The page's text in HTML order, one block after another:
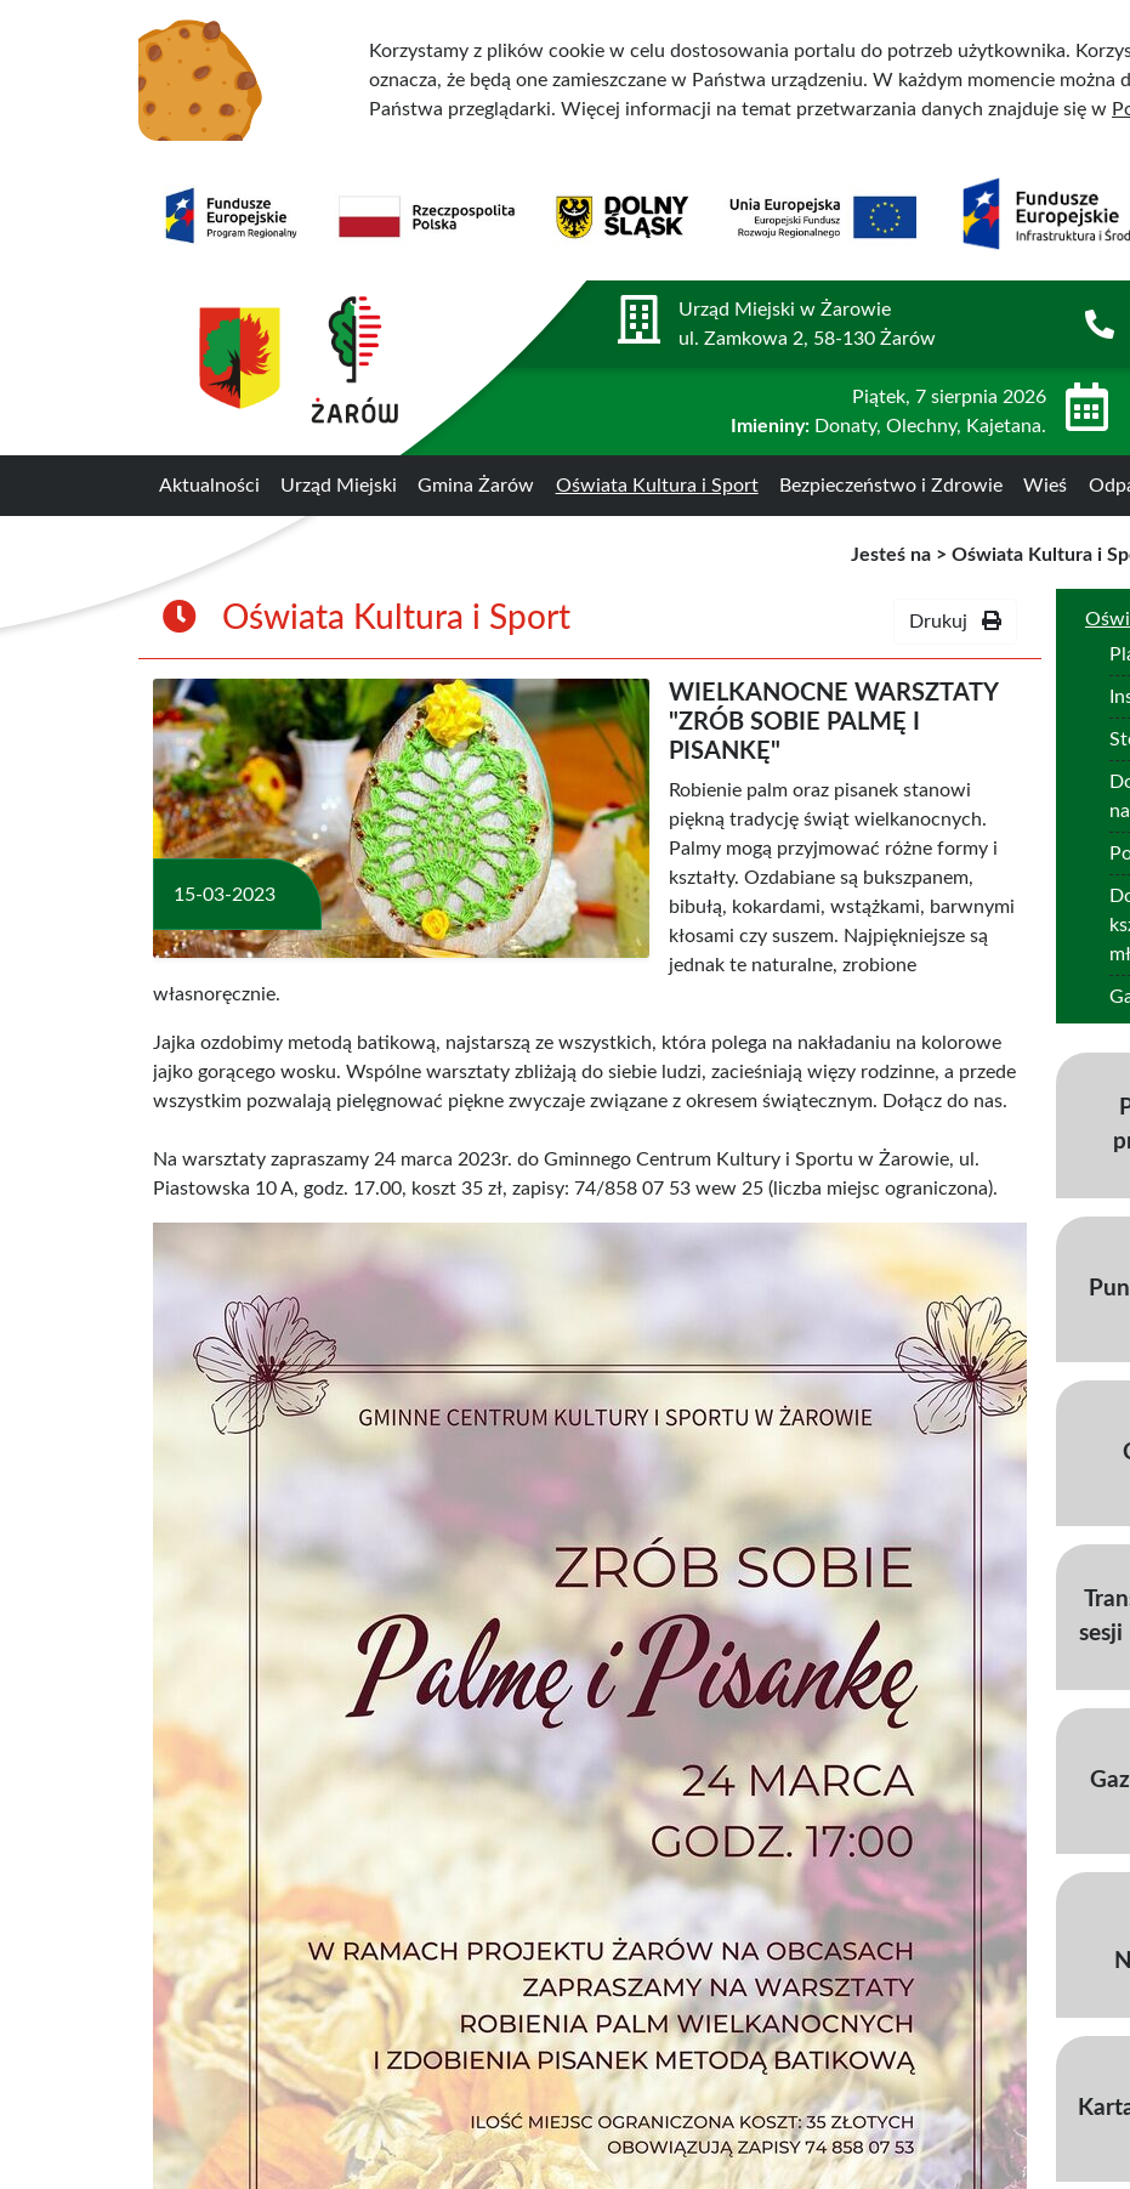
Korzystamy z plików cookie w celu dostosowania portalu do potrzeb użytkownika.
oznacza, że będą one zamieszczane w Państwa urządzeniu. W każdym momencie można
Państwa przeglądarki. Więcej informacji na temat przetwarzania danych znajduje się w
Urząd Miejski w Żarowie
ul. Zamkowa 2, 58-130 Żarów
Piątek, 7 sierpnia 2026
Imieniny: Donaty, Olechny, Kajetana.
Aktualności Urząd Miejski Gmina Żarów Oświata Kultura i Sport Bezpieczeństwo i Zdrowie Wieś
Jesteś na > Oświata Kultura i
Oświata Kultura i Sport Drukuj
15-03-2023
WIELKANOCNE WARSZTATY
"ZRÓB SOBIE PALMĘ I
PISANKĘ"
Robienie palm oraz pisanek stanowi
piękną tradycję świąt wielkanocnych.
Palmy mogą przyjmować różne formy i
kształty. Ozdabiane są bukszpanem,
bibułą, kokardami, wstążkami, barwnymi
kłosami czy suszem. Najpiękniejsze są
jednak te naturalne, zrobione
własnoręcznie.
Jajka ozdobimy metodą batikową, najstarszą ze wszystkich, która polega na nakładaniu na kolorowe
jajko gorącego wosku. Wspólne warsztaty zbliżają do siebie ludzi, zacieśniają więzy rodzinne, a przede
wszystkim pozwalają pielęgnować piękne zwyczaje związane z okresem świątecznym. Dołącz do nas.
Na warsztaty zapraszamy 24 marca 2023r. do Gminnego Centrum Kultury i Sportu w Żarowie, ul.
Piastowska 10 A, godz. 17.00, koszt 35 zł, zapisy: 74/858 07 53 wew 25 (liczba miejsc ograniczona).
sesji